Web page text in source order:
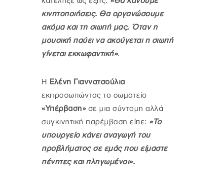
κινητοποιήσεις. Θα οργανώσουμε
ακόμα και τη σιωπή μας. Όταν η
μουσική παύει να ακούγεται η σιωπή
γίνεται εκκωφαντική».
Η Ελένη Γιαννατσούλια
εκπροσωπώντας το σωματείο
«Υπέρβαση» σε μια σύντομη αλλά
συγκινητική παρέμβαση είπε: «Το
υπουργείο κάνει αναγωγή του
προβλήματος σε εμάς που είμαστε
πένητες και πληγωμένοι».